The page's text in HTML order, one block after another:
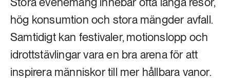
hög konsumtion och stora mängder avfall.
Samtidigt kan festivaler, motionslopp och
idrottstävlingar vara en bra arena för att
inspirera människor till mer hållbara vanor.